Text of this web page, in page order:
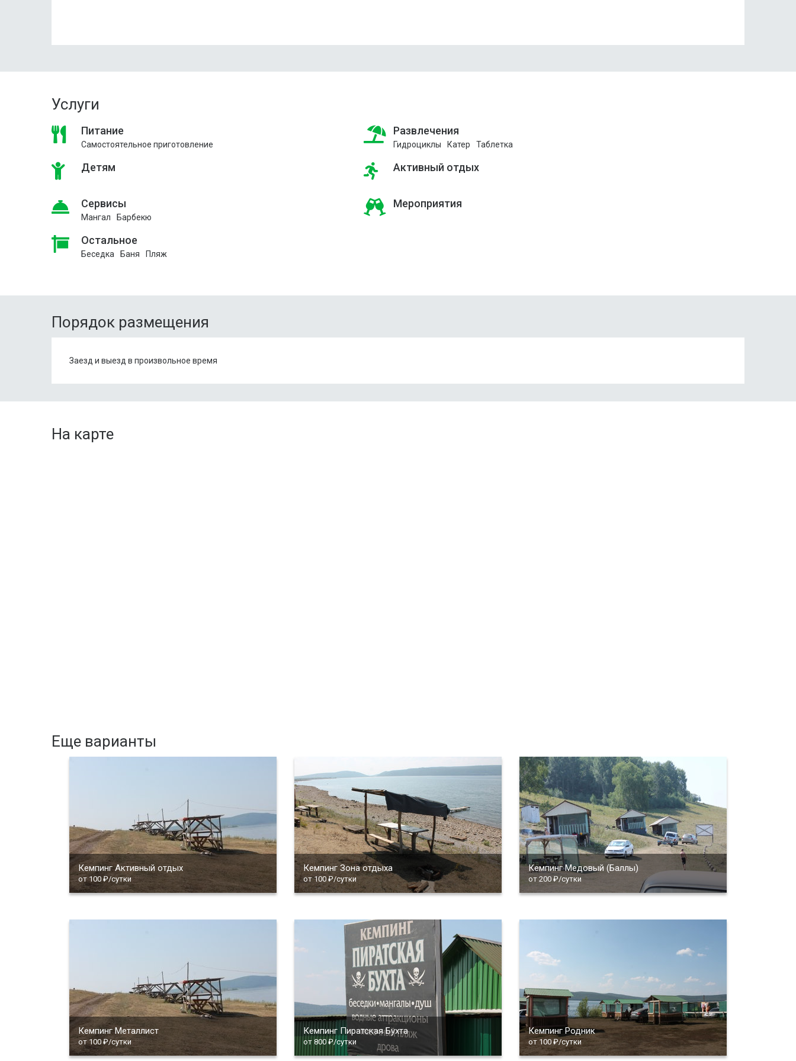
Услуги
Питание
Самостоятельное приготовление
Развлечения
Гидроциклы Катер Таблетка
Детям Активный отдых
Сервисы
Мангал Барбекю
Мероприятия
Остальное
Беседка Баня Пляж
Порядок размещения
Заезд и выезд в произвольное время
На карте
Еще варианты
Кемпинг Активный отдых
от 100 ₽/сутки
Кемпинг Зона отдыха
от 100 ₽/сутки
Кемпинг Медовый (Баллы)
от 200 ₽/сутки
Кемпинг Металлист
от 100 ₽/сутки
Кемпинг Пиратская Бухта
от 800 ₽/сутки
Кемпинг Родник
от 100 ₽/сутки